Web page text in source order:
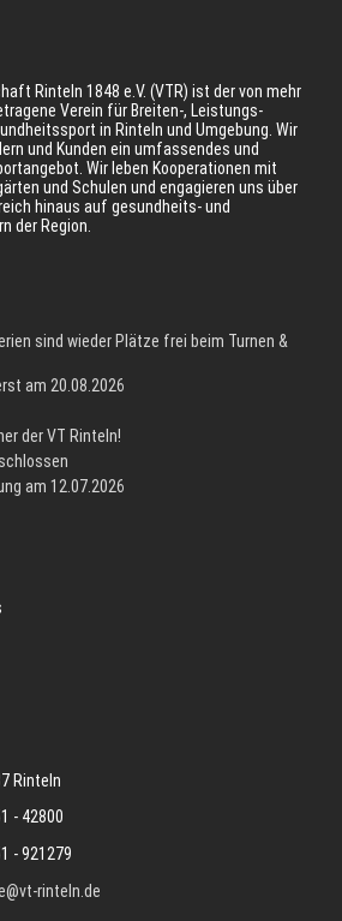
Rinteln 1848 e.V. (VTR) ist der von mehr
Verein für Breiten-, Leistungs-
in Rinteln und Umgebung. Wir
und Kunden ein umfassendes und
Wir leben Kooperationen mit
und Schulen und engagieren uns über
hinaus auf gesundheits- und
der Region.
sind wieder Plätze frei beim Turnen &
am 20.08.2026
der VT Rinteln!
am 12.07.2026
Rinteln
- 42800
- 921279
rinteln.de